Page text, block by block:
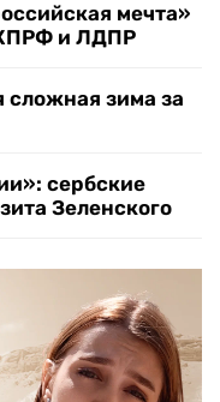
мечта»
КПРФ и ЛДПР
сложная зима за
сербские
Зеленского